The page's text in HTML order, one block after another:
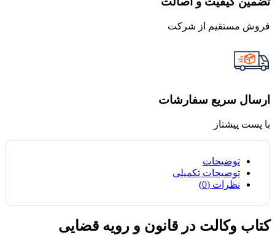
فروش مستقیم از شرکت
ارسال سریع سفارشات
با پست پیشتاز
توضیحات
توضیحات تکمیلی
نظرات (0)
کتاب وکالت در قانون و رویه قضایی